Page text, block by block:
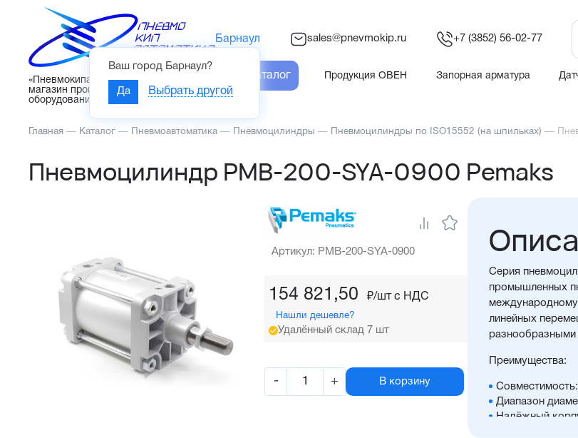
«Пневмокипавтоматика» – интернет-
магазин промышленного
оборудования
Барнаул
Ваш город Барнаул?
Да Выбрать другой
sales@pnevmokip.ru +7 (3852) 56-02-77
Каталог Продукция ОВЕН Запорная арматура
Главная — Каталог — Пневмоавтоматика — Пневмоцилиндры — Пневмоцилиндры по ISO15552 (на шпильках) —
Пневмоцилиндр PMB-200-SYA-0900 Pemaks
Артикул: PMB-200-SYA-0900
154 821,50 ₽/шт c НДС
Нашли дешевле?
Удалённый склад 7 шт
- + В корзину
Серия
промышленных
международному
линейных
разнообразными
Преимущества:
Диапазон
Надёжный